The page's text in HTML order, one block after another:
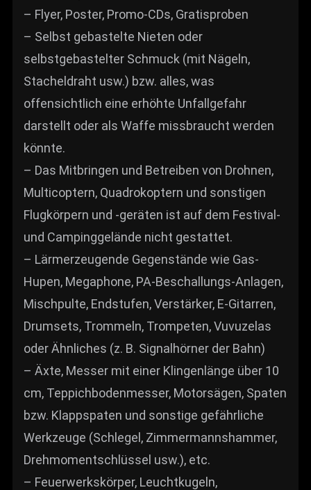
– Flyer, Poster, Promo-CDs, Gratisproben
– Selbst gebastelte Nieten oder
selbstgebastelter Schmuck (mit Nägeln,
Stacheldraht usw.) bzw. alles, was
offensichtlich eine erhöhte Unfallgefahr
darstellt oder als Waffe missbraucht werden
könnte.
– Das Mitbringen und Betreiben von Drohnen,
Multicoptern, Quadrokoptern und sonstigen
Flugkörpern und -geräten ist auf dem Festival-
und Campinggelände nicht gestattet.
– Lärmerzeugende Gegenstände wie Gas-
Hupen, Megaphone, PA-Beschallungs-Anlagen,
Mischpulte, Endstufen, Verstärker, E-Gitarren,
Drumsets, Trommeln, Trompeten, Vuvuzelas
oder Ähnliches (z. B. Signalhörner der Bahn)
– Äxte, Messer mit einer Klingenlänge über 10
cm, Teppichbodenmesser, Motorsägen, Spaten
bzw. Klappspaten und sonstige gefährliche
Werkzeuge (Schlegel, Zimmermannshammer,
Drehmomentschlüssel usw.), etc.
– Feuerwerkskörper, Leuchtkugeln,